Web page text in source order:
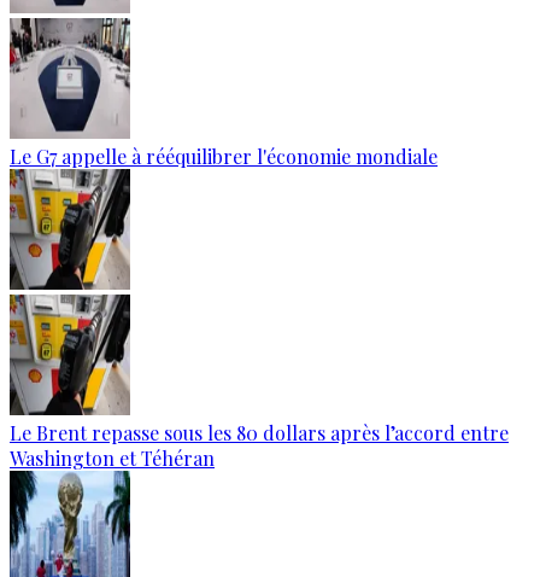
Le G7 appelle à rééquilibrer l'économie mondiale
Le Brent repasse sous les 80 dollars après l’accord entre
Washington et Téhéran